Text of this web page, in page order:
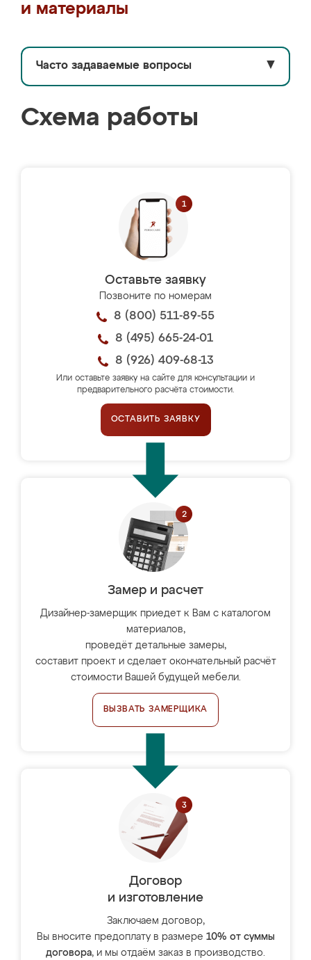
и материалы
Часто задаваемые вопросы ▼
Схема работы
Оставьте заявку
Позвоните по номерам
8 (800) 511-89-55
8 (495) 665-24-01
8 (926) 409-68-13
Или оставьте заявку на сайте для консультации и
предварительного расчёта стоимости.
ОСТАВИТЬ ЗАЯВКУ
Замер и расчет
Дизайнер-замерщик приедет к Вам с каталогом
материалов,
проведёт детальные замеры,
составит проект и сделает окончательный расчёт
стоимости Вашей будущей мебели.
ВЫЗВАТЬ ЗАМЕРЩИКА
Договор
и изготовление
Заключаем договор,
Вы вносите предоплату в размере 10% от суммы
договора, и мы отдаём заказ в производство.